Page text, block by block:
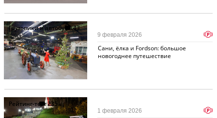
Грузовики и автобусы43
Cани, ёлка и Fordson: большое
новогоднее путешествие
9 февраля 2026 p
Рейтинг-тест235
1 февраля 2026 p